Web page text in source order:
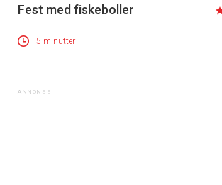
Fest med fiskeboller
5 minutter